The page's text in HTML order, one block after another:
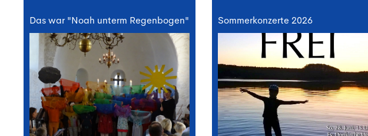
Das war "Noah unterm Regenbogen" Sommerkonzerte 2026